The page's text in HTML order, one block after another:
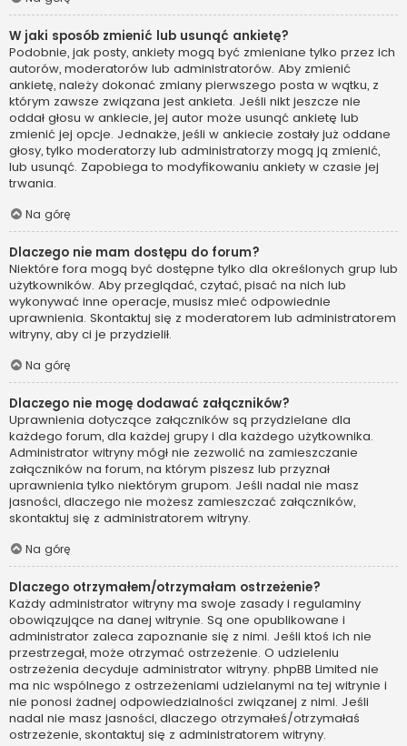
W jaki sposób zmienić lub usunąć ankietę?
Podobnie, jak posty, ankiety mogą być zmieniane tylko przez ich
autorów, moderatorów lub administratorów. Aby zmienić
ankietę, należy dokonać zmiany pierwszego posta w wątku, z
którym zawsze związana jest ankieta. Jeśli nikt jeszcze nie
oddał głosu w ankiecie, jej autor może usunąć ankietę lub
zmienić jej opcje. Jednakże, jeśli w ankiecie zostały już oddane
głosy, tylko moderatorzy lub administratorzy mogą ją zmienić,
lub usunąć. Zapobiega to modyfikowaniu ankiety w czasie jej
trwania.
Na górę
Dlaczego nie mam dostępu do forum?
Niektóre fora mogą być dostępne tylko dla określonych grup lub
użytkowników. Aby przeglądać, czytać, pisać na nich lub
wykonywać inne operacje, musisz mieć odpowiednie
uprawnienia. Skontaktuj się z moderatorem lub administratorem
witryny, aby ci je przydzielił.
Na górę
Dlaczego nie mogę dodawać załączników?
Uprawnienia dotyczące załączników są przydzielane dla
każdego forum, dla każdej grupy i dla każdego użytkownika.
Administrator witryny mógł nie zezwolić na zamieszczanie
załączników na forum, na którym piszesz lub przyznał
uprawnienia tylko niektórym grupom. Jeśli nadal nie masz
jasności, dlaczego nie możesz zamieszczać załączników,
skontaktuj się z administratorem witryny.
Na górę
Dlaczego otrzymałem/otrzymałam ostrzeżenie?
Każdy administrator witryny ma swoje zasady i regulaminy
obowiązujące na danej witrynie. Są one opublikowane i
administrator zaleca zapoznanie się z nimi. Jeśli ktoś ich nie
przestrzegał, może otrzymać ostrzeżenie. O udzieleniu
ostrzeżenia decyduje administrator witryny. phpBB Limited nie
ma nic wspólnego z ostrzeżeniami udzielanymi na tej witrynie i
nie ponosi żadnej odpowiedzialności związanej z nimi. Jeśli
nadal nie masz jasności, dlaczego otrzymałeś/otrzymałaś
ostrzeżenie, skontaktuj się z administratorem witryny.